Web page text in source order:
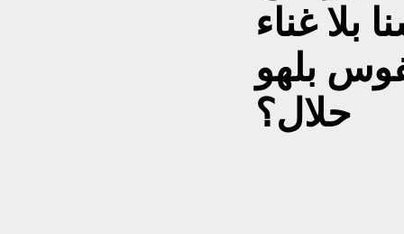
بلا غناء
بلهو
حلال؟